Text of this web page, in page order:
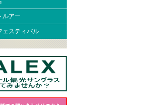
ルアー
ェスティバル